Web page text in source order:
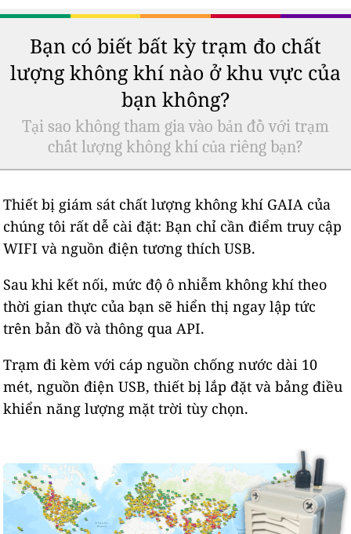
Bạn có biết bất kỳ trạm đo chất
lượng không khí nào ở khu vực của
bạn không?
Tại sao không tham gia vào bản đồ với trạm
chất lượng không khí của riêng bạn?
Thiết bị giám sát chất lượng không khí GAIA của
chúng tôi rất dễ cài đặt: Bạn chỉ cần điểm truy cập
WIFI và nguồn điện tương thích USB.
Sau khi kết nối, mức độ ô nhiễm không khí theo
thời gian thực của bạn sẽ hiển thị ngay lập tức
trên bản đồ và thông qua API.
Trạm đi kèm với cáp nguồn chống nước dài 10
mét, nguồn điện USB, thiết bị lắp đặt và bảng điều
khiển năng lượng mặt trời tùy chọn.